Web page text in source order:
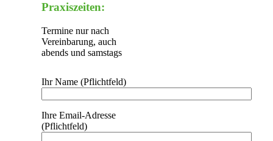
Praxiszeiten:
Termine nur nach
Vereinbarung, auch
abends und samstags
Ihr Name (Pflichtfeld)
Ihre Email-Adresse
(Pflichtfeld)